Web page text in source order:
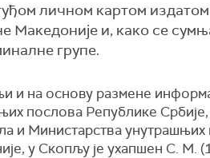
личном картом
Македоније и, како се
групе.
и на основу размене
послова Републике
и Министарства
у Скопљу је ухапшен С. М.